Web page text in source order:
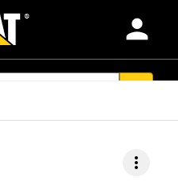
person
more_vert